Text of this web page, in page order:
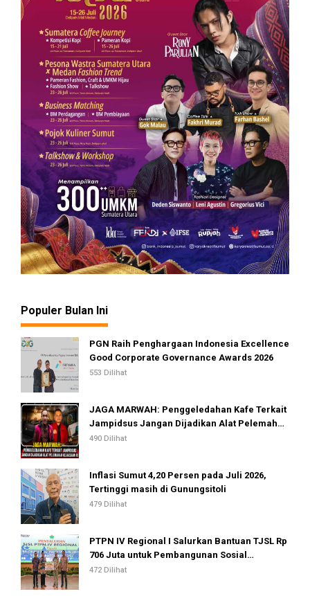
Populer Bulan Ini
PGN Raih Penghargaan Indonesia Excellence
Good Corporate Governance Awards 2026
553 Dilihat
JAGA MARWAH: Penggeledahan Kafe Terkait
Jampidsus Jangan Dijadikan Alat Pelemahan
Kejaksaan RI
490 Dilihat
Inflasi Sumut 4,20 Persen pada Juli 2026,
Tertinggi masih di Gunungsitoli
479 Dilihat
PTPN IV Regional I Salurkan Bantuan TJSL Rp
706 Juta untuk Pembangunan Sosial
Berkelanjutan
472 Dilihat